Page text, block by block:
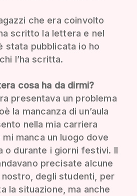
che era coinvolto
scritto la lettera e nel
stata pubblicata io ho
l’ha scritta.
cosa ha da dirmi?
presentava un problema
la mancanza di un’aula
nella mia carriera
manca un luogo dove
o durante i giorni festivi. Il
precisate alcune
degli studenti, per
la situazione, ma anche